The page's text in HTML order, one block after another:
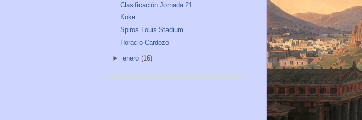
Clasificación Jornada 21
Koke
Spiros Louis Stadium
Horacio Cardozo
► enero (16)